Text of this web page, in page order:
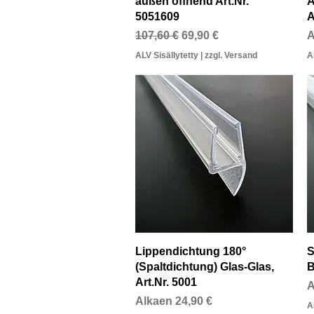
5051609
Normaali hinta
107,60 € Alehinta
69,90 €
ALV Sisällytetty zzgl. Versand
Pikakatselu
Lippendichtung 180°
(Spaltdichtung) Glas-Glas,
Art.Nr. 5001
Alkaen 24,90 €
Alehinta